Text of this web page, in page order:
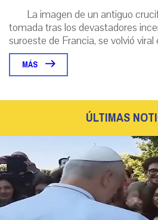
La imagen de un antiguo
tomada tras los devastadores
suroeste de Francia, se volvió viral
MÁS
ÚLTIMAS